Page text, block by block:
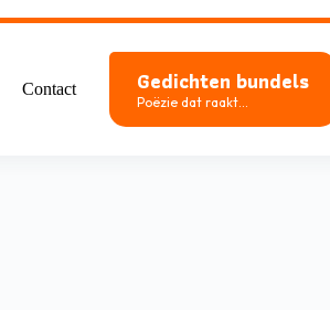
Contact Gedichten bundels
Poëzie dat raakt...